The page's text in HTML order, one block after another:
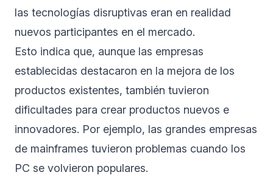
las tecnologías disruptivas eran en realidad
nuevos participantes en el mercado.
Esto indica que, aunque las empresas
establecidas destacaron en la mejora de los
productos existentes, también tuvieron
dificultades para crear productos nuevos e
innovadores. Por ejemplo, las grandes empresas
de mainframes tuvieron problemas cuando los
PC se volvieron populares.